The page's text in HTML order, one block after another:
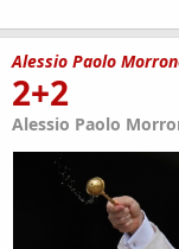
Alessio Paolo
2+2
Alessio Paolo